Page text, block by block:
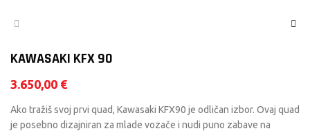
KAWASAKI KFX 90
3.650,00 €
Ako tražiš svoj prvi quad, Kawasaki KFX90 je odličan izbor. Ovaj quad
je posebno dizajniran za mlade vozače i nudi puno zabave na